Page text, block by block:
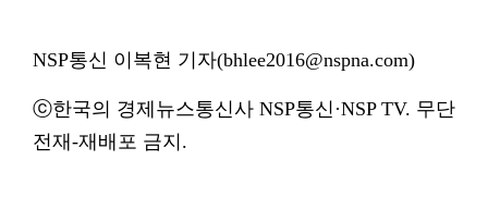
NSP통신 이복현 기자(bhlee2016@nspna.com)
ⓒ한국의 경제뉴스통신사 NSP통신·NSP TV. 무단
전재-재배포 금지.